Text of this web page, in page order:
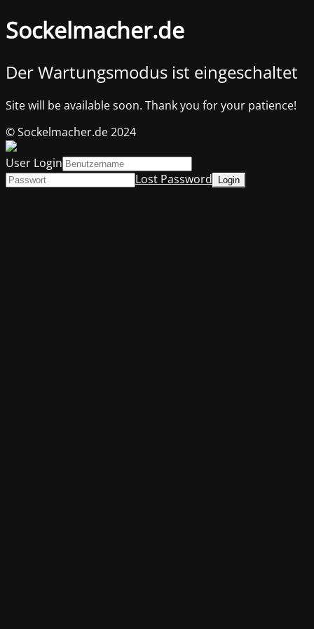
Sockelmacher.de
Der Wartungsmodus ist eingeschaltet
Site will be available soon. Thank you for your patience!
© Sockelmacher.de 2024
User Login
Lost Password